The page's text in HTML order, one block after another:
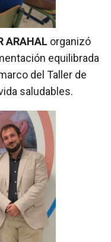
ARAHAL organizó
equilibrada
del Taller de
saludables.